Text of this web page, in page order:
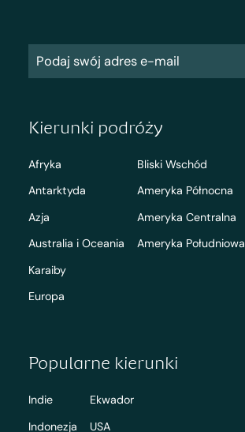
Kierunki podróży
Afryka
Antarktyda
Azja
Australia i Oceania
Karaiby
Europa
Bliski Wschód
Ameryka Północna
Ameryka Centralna
Ameryka Południowa
Popularne kierunki
Indie
Indonezja
Ekwador
USA